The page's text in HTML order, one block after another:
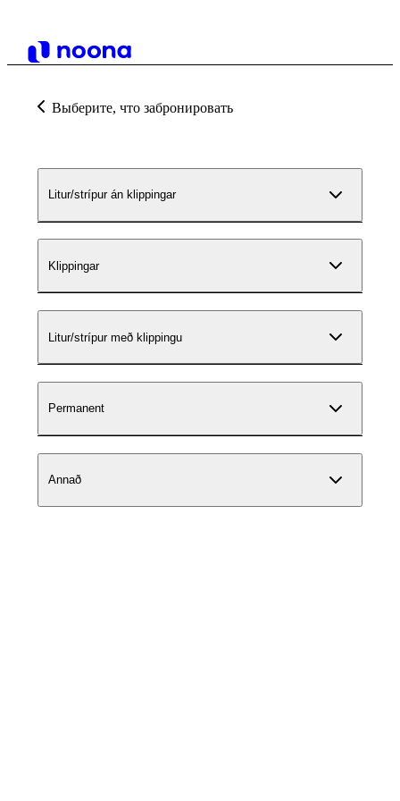
Выберите, что забронировать
Litur/strípur án klippingar
Klippingar
Litur/strípur með klippingu
Permanent
Annað